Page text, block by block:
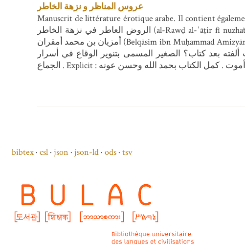
عروس المناظر و نزهة الخاطر
Manuscrit de littérature érotique arabe. Il contient
الروض العاطر في نزهة الخاطر (al-Rawḍ al-ʿāṭir fī nuzhaẗ al-ẖāṭir), titre qui figure d'ailleurs au f.5v ligne 8 et 9. Copie achevée par بلقاسم بن محمد
أمزيان بن محمد أمقران (Belqāsim ibn Muḥammad Amizyān ibn Muḥammad Amuqrān) pour اعزيز الحداد (ʿAzīz ibn al-Ḥaddād). Incipit : بسم الله...الحمد
بعد كتاب؟ الصغير المسمى بتنوير الوقاع في أسرار
bibtex csl json json-ld ods tsv